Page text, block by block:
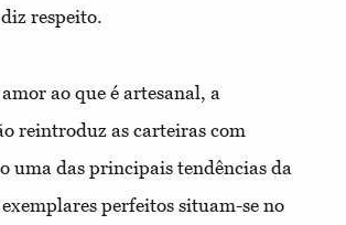
respeito.
ao que é artesanal, a
reintroduz as carteiras com
uma das principais tendências da
perfeitos situam-se no